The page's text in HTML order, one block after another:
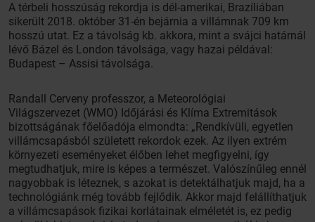
A térbeli hosszúság rekordja is dél-amerikai, Brazíliában
sikerült 2018. október 31-én bejárnia a villámnak 709 km
hosszú utat. Ez a távolság kb. akkora, mint a svájci határnál
lévő Bázel és London távolsága, vagy hazai példával:
Budapest – Assisi távolsága.
Randall Cerveny professzor, a Meteorológiai
Világszervezet (WMO) Időjárási és Klíma Extremitások
bizottságának főelőadója elmondta: „Rendkívüli, egyetlen
villámcsapásból született rekordok ezek. Az ilyen extrém
környezeti eseményeket élőben lehet megfigyelni, így
megtudhatjuk, mire is képes a természet. Valószínűleg ennél
nagyobbak is léteznek, s azokat is detektálhatjuk majd, ha a
technológiánk még tovább fejlődik. Akkor majd felállíthatjuk
a villámcsapások fizikai korlátainak elméletét is, ez pedig